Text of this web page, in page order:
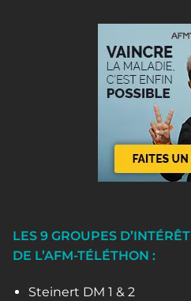
LES 9 GROUPES D’INTÉRÊT
DE L’AFM-TÉLÉTHON :
Steinert DM 1 & 2